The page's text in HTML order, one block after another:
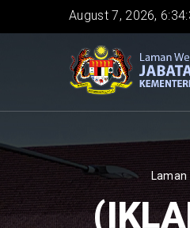
to
August 7, 2026,
Laman